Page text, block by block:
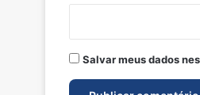
Salvar meus dados